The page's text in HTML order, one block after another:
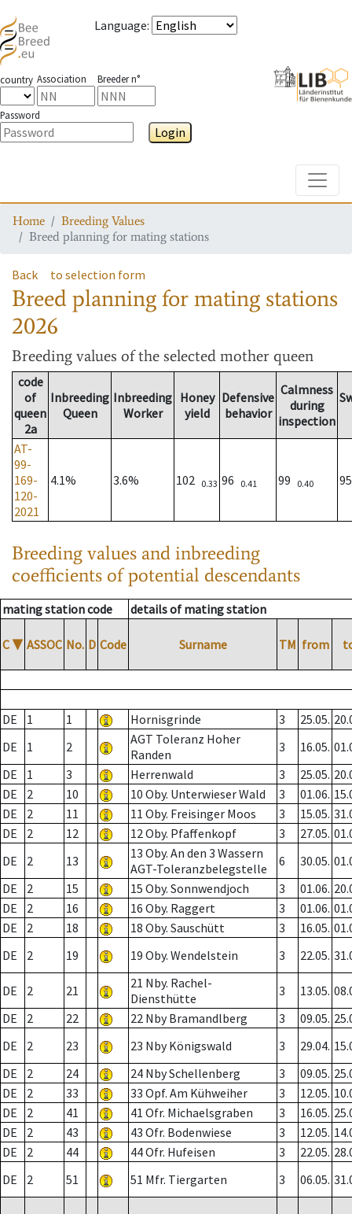
Language:
country Association Breeder n°
Password
Login
Home
Breeding Values
Breed planning for mating stations
Back to selection form
Breed planning for mating stations
2026
Breeding values of the selected mother queen
code
of
queen
2a
Inbreeding
Queen
Inbreeding
Worker
Honey
yield
Defensive
behavior
Calmness
during
inspection
AT-
99-
169-
120-
2021
4.1% 3.6% 102 0.33 96 0.41 99 0.40
Breeding values and inbreeding
coefficients of potential descendants
mating station code details of mating station
C ▼ ASSOC No. D Code Surname TM from
DE 1 1 Hornisgrinde 3 25.05.
DE
1 2
AGT Toleranz Hoher
Randen
3 16.05.
DE
1 3 Herrenwald 3 25.05.
DE
2 10 10 Oby. Unterwieser Wald 3 01.06.
DE
2 11 11 Oby. Freisinger Moos 3 15.05.
DE
2 12 12 Oby. Pfaffenkopf 3 27.05.
DE
2 13
13 Oby. An den 3 Wassern
AGT-Toleranzbelegstelle
6 30.05.
DE
2 15 15 Oby. Sonnwendjoch 3 01.06.
DE
2 16 16 Oby. Raggert 3 01.06.
DE
2 18 18 Oby. Sauschütt 3 16.05.
DE
2 19 19 Oby. Wendelstein 3 22.05.
DE 2 21
21 Nby. Rachel-
Diensthütte
3 13.05.
DE
2 22 22 Nby Bramandlberg 3 09.05.
DE
2 23 23 Nby Königswald 3 29.04.
DE
2 24 24 Nby Schellenberg 3 09.05.
DE
2 33 33 Opf. Am Kühweiher 3 12.05.
DE
2 41 41 Ofr. Michaelsgraben 3 16.05.
DE
2 43 43 Ofr. Bodenwiese 3 12.05.
DE
2 44 44 Ofr. Hufeisen 3 22.05.
DE
2 51 51 Mfr. Tiergarten 3 06.05.